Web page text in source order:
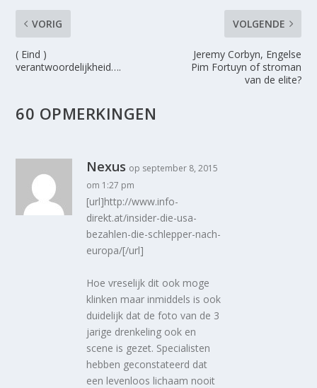
VORIG
( Eind )
verantwoordelijkheid….
VOLGENDE
Jeremy Corbyn, Engelse
Pim Fortuyn of stroman
van de elite?
60 OPMERKINGEN
Nexus op september 8, 2015
om 1:27 pm
[url]http://www.info-
direkt.at/insider-die-usa-
bezahlen-die-schlepper-nach-
europa/[/url]
Hoe vreselijk dit ook moge
klinken maar inmiddels is ook
duidelijk dat de foto van de 3
jarige drenkeling ook en
scene is gezet. Specialisten
hebben geconstateerd dat
een levenloos lichaam nooit